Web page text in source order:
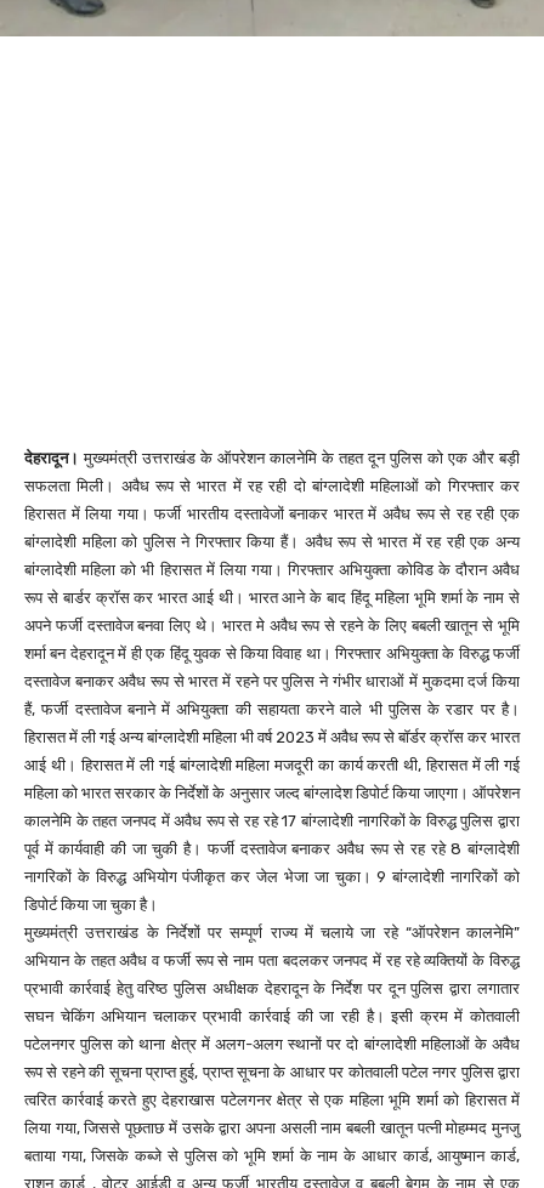
देहरादून। मुख्यमंत्री उत्तराखंड के ऑपरेशन कालनेमि के तहत दून पुलिस को एक और बड़ी
सफलता मिली। अवैध रूप से भारत में रह रही दो बांग्लादेशी महिलाओं को गिरफ्तार कर
हिरासत में लिया गया। फर्जी भारतीय दस्तावेजों बनाकर भारत में अवैध रूप से रह रही एक
बांग्लादेशी महिला को पुलिस ने गिरफ्तार किया हैं। अवैध रूप से भारत में रह रही एक अन्य
बांग्लादेशी महिला को भी हिरासत में लिया गया। गिरफ्तार अभियुक्ता कोविड के दौरान अवैध
रूप से बार्डर क्रॉस कर भारत आई थी। भारत आने के बाद हिंदू महिला भूमि शर्मा के नाम से
अपने फर्जी दस्तावेज बनवा लिए थे। भारत मे अवैध रूप से रहने के लिए बबली खातून से भूमि
शर्मा बन देहरादून में ही एक हिंदू युवक से किया विवाह था। गिरफ्तार अभियुक्ता के विरुद्ध फर्जी
दस्तावेज बनाकर अवैध रूप से भारत में रहने पर पुलिस ने गंभीर धाराओं में मुकदमा दर्ज किया
हैं, फर्जी दस्तावेज बनाने में अभियुक्ता की सहायता करने वाले भी पुलिस के रडार पर है।
हिरासत में ली गई अन्य बांग्लादेशी महिला भी वर्ष 2023 में अवैध रूप से बॉर्डर क्रॉस कर भारत
आई थी। हिरासत में ली गई बांग्लादेशी महिला मजदूरी का कार्य करती थी, हिरासत में ली गई
महिला को भारत सरकार के निर्देशों के अनुसार जल्द बांग्लादेश डिपोर्ट किया जाएगा। ऑपरेशन
कालनेमि के तहत जनपद में अवैध रूप से रह रहे 17 बांग्लादेशी नागरिकों के विरुद्ध पुलिस द्वारा
पूर्व में कार्यवाही की जा चुकी है। फर्जी दस्तावेज बनाकर अवैध रूप से रह रहे 8 बांग्लादेशी
नागरिकों के विरुद्ध अभियोग पंजीकृत कर जेल भेजा जा चुका। 9 बांग्लादेशी नागरिकों को
डिपोर्ट किया जा चुका है।
मुख्यमंत्री उत्तराखंड के निर्देशों पर सम्पूर्ण राज्य में चलाये जा रहे “ऑपरेशन कालनेमि”
अभियान के तहत अवैध व फर्जी रूप से नाम पता बदलकर जनपद में रह रहे व्यक्तियों के विरुद्ध
प्रभावी कार्रवाई हेतु वरिष्ठ पुलिस अधीक्षक देहरादून के निर्देश पर दून पुलिस द्वारा लगातार
सघन चेकिंग अभियान चलाकर प्रभावी कार्रवाई की जा रही है। इसी क्रम में कोतवाली
पटेलनगर पुलिस को थाना क्षेत्र में अलग-अलग स्थानों पर दो बांग्लादेशी महिलाओं के अवैध
रूप से रहने की सूचना प्राप्त हुई, प्राप्त सूचना के आधार पर कोतवाली पटेल नगर पुलिस द्वारा
त्वरित कार्रवाई करते हुए देहराखास पटेलगनर क्षेत्र से एक महिला भूमि शर्मा को हिरासत में
लिया गया, जिससे पूछताछ में उसके द्वारा अपना असली नाम बबली खातून पत्नी मोहम्मद मुनजु
बताया गया, जिसके कब्जे से पुलिस को भूमि शर्मा के नाम के आधार कार्ड, आयुष्मान कार्ड,
राशन कार्ड , वोटर आईडी व अन्य फर्जी भारतीय दस्तावेज व बबली बेगम के नाम से एक